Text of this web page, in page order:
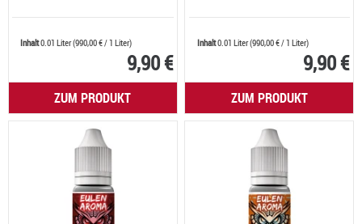
Inhalt0.01 Liter(990,00 €/ 1 Liter)
9,90 €
ZUM PRODUKT
Inhalt0.01 Liter(990,00 €/ 1 Liter)
9,90 €
ZUM PRODUKT